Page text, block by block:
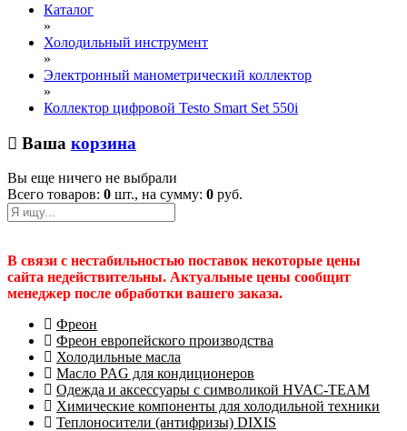
Каталог
»
Холодильный инструмент
»
Электронный манометрический коллектор
»
Коллектор цифровой Testo Smart Set 550i
Ваша корзина
Вы еще ничего не выбрали
Всего товаров: 0 шт., на сумму: 0 руб.
В связи с нестабильностью поставок некоторые цены
сайта недействительны. Актуальные цены сообщит
менеджер после обработки вашего заказа.
Фреон
Фреон европейского производства
Холодильные масла
Масло PAG для кондиционеров
Одежда и аксессуары с символикой HVAC-TEAM
Химические компоненты для холодильной техники
Теплоносители (антифризы) DIXIS